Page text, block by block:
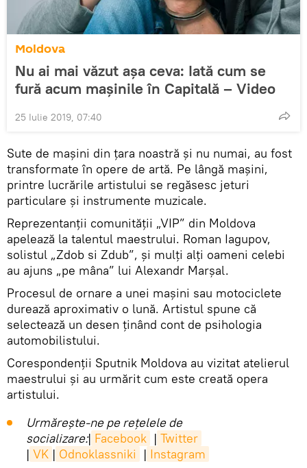
Moldova
Nu ai mai văzut așa ceva: Iată cum se
fură acum mașinile în Capitală – Video
25 Iulie 2019, 07:40
Sute de mașini din țara noastră și nu numai, au fost
transformate în opere de artă. Pe lângă mașini,
printre lucrările artistului se regăsesc jeturi
particulare și instrumente muzicale.
Reprezentanții comunității „VIP” din Moldova
apelează la talentul maestrului. Roman Iagupov,
solistul „Zdob si Zdub”, și mulți alți oameni celebi
au ajuns „pe mâna” lui Alexandr Marșal.
Procesul de ornare a unei mașini sau motociclete
durează aproximativ o lună. Artistul spune că
selectează un desen ținând cont de psihologia
automobilistului.
Corespondenții Sputnik Moldova au vizitat atelierul
maestrului și au urmărit cum este creată opera
artistului.
Urmărește-ne pe rețelele de
socializare:| Facebook | Twitter
| VK | Odnoklassniki | Instagram